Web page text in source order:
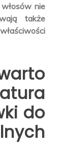
nie
także
do